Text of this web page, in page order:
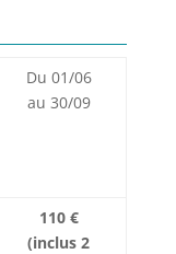
Du 01/06
au 30/09
110 €
(inclus 2